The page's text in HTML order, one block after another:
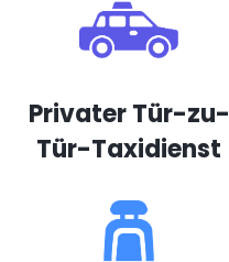
Privater Tür-zu-
Tür-Taxidienst